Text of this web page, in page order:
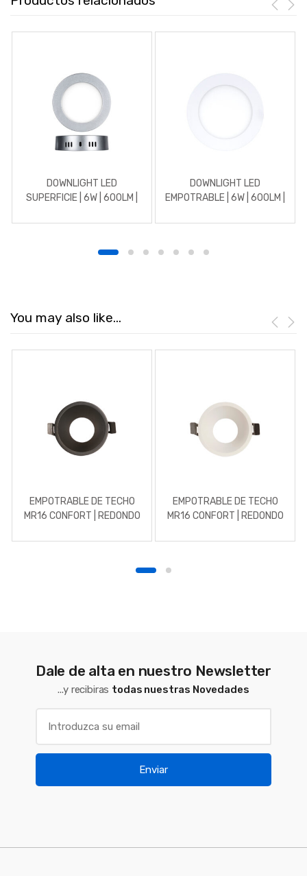
DOWNLIGHT LED
SUPERFICIE | 6W | 600LM |
MATE
DOWNLIGHT LED
EMPOTRABLE | 6W | 600LM |
You may also like…
EMPOTRABLE DE TECHO
MR16 CONFORT | REDONDO
EMPOTRABLE DE TECHO
MR16 CONFORT | REDONDO
Dale de alta en nuestro Newsletter
...y recibiras todas nuestras Novedades
Enviar